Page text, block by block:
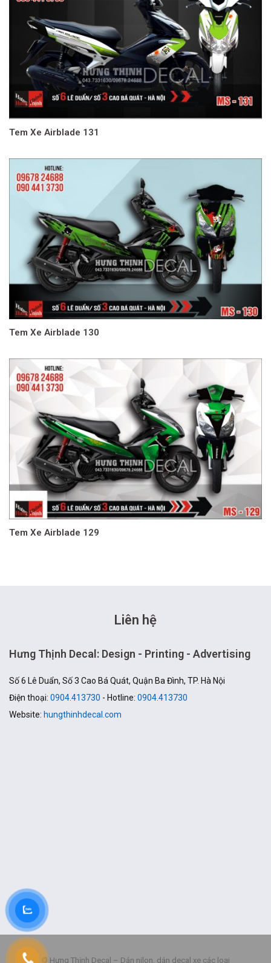
Tem Xe Airblade 131
Tem Xe Airblade 130
Tem Xe Airblade 129
Liên hệ
Hưng Thịnh Decal: Design - Printing - Advertising
Số 6 Lê Duẩn, Số 3 Cao Bá Quát, Quận Ba Đình, TP. Hà Nội
Điện thoại: 0904.413730 - Hotline: 0904.413730
Website: hungthinhdecal.com
© Hưng Thịnh Decal – Dán nilon, dán decal xe các loại